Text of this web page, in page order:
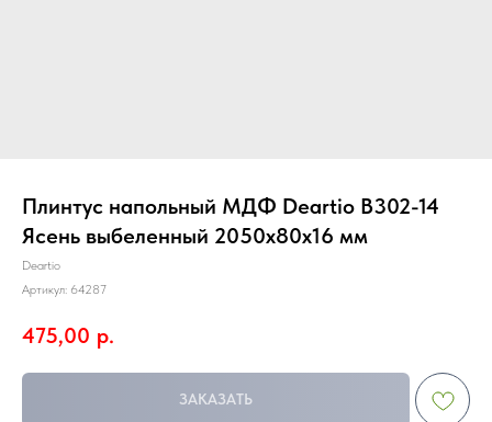
Плинтус напольный МДФ Deartio B302-14
Ясень выбеленный 2050х80х16 мм
Deartio
Артикул: 64287
475,00 р.
ЗАКАЗАТЬ